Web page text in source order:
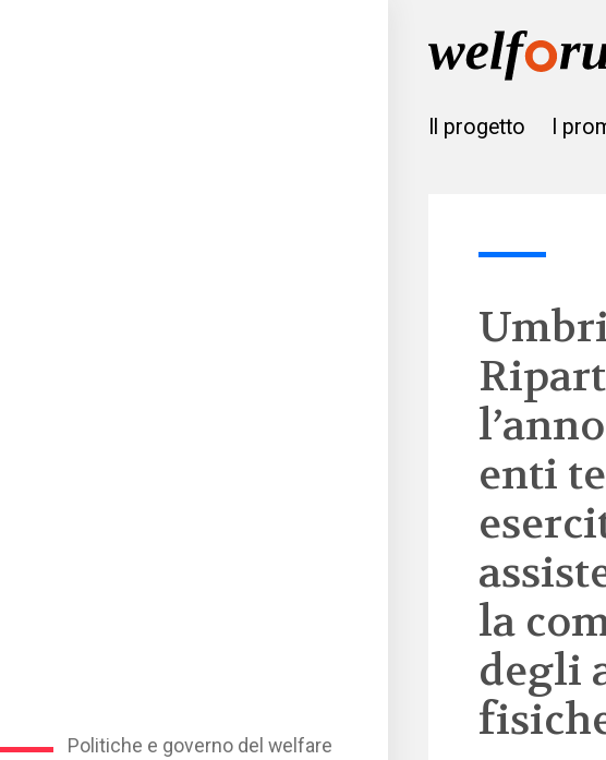
Politiche e governo del welfare
Il progetto I
enti
la
degli